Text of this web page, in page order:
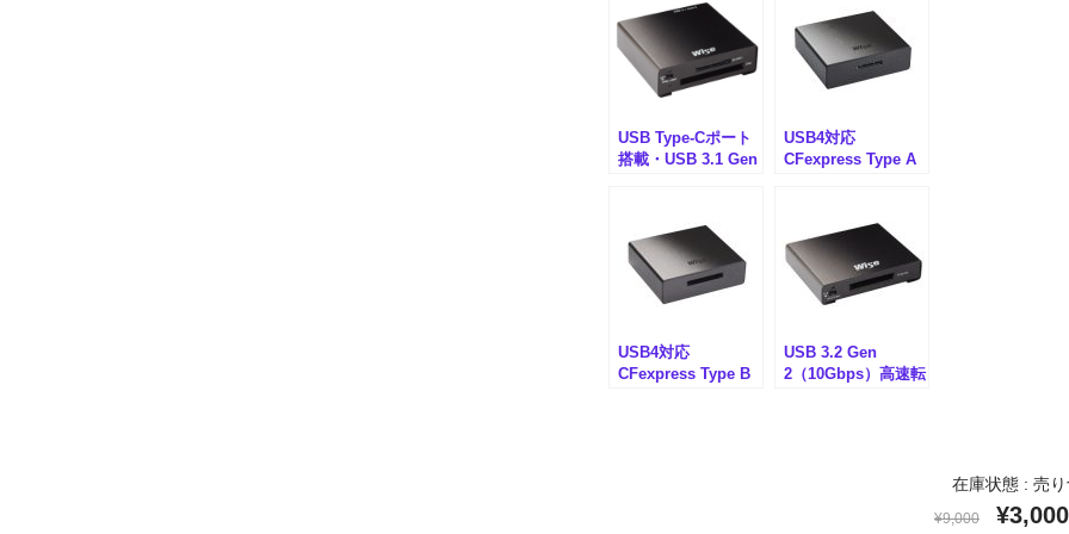
USB Type-Cポート
搭載・USB 3.1 Gen
ー USB 3.1 Type-
C（AMU-WA-
CRS08）
USB4対応
CFexpress Type A
4.0 Type A カードリ
ーダー RD-40CXA
USB4対応
CFexpress Type B
USB 3.2 Gen
2（10Gbps）高速転
在庫状態 : 売
¥9,000 ¥3,000